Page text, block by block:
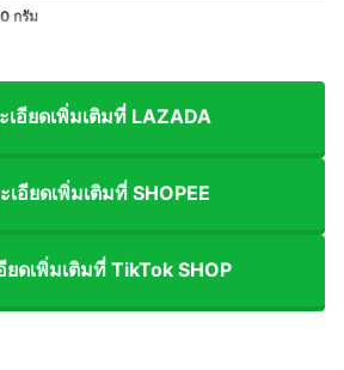
กรัม
เอียดเพิ่มเติมที่ LAZADA
เอียดเพิ่มเติมที่ SHOPEE
ยดเพิ่มเติมที่ TikTok SHOP